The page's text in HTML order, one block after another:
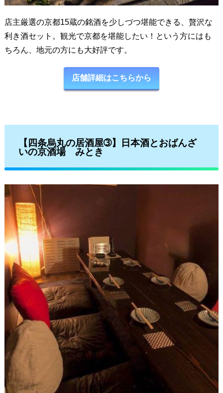
店主厳選の京都15蔵の銘酒を少しづつ堪能できる、贅沢な
利き酒セット。観光で京都を堪能したい！という方にはも
ちろん、地元の方にも大好評です。
店舗詳細はこちらから
【四条烏丸の居酒屋➂】日本酒とおばんざ
いの京酒場 みとき